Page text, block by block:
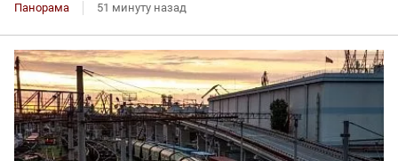
Панорама 51 минуту назад